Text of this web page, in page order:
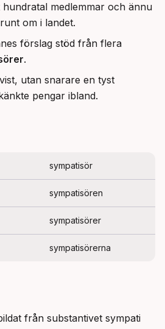
medlemmar och ännu
runt om i landet.
förslag stöd från flera
.
utan snarare en tyst
pengar ibland.
sympatisör
sympatisören
sympatisörer
sympatisörerna
från substantivet sympati